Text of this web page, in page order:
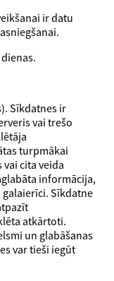
ir datu
Sīkdatnes ir
vai trešo
turpmākai
cita veida
informācija,
Sīkdatne
atkārtoti.
un glabāšanas
var tieši iegūt